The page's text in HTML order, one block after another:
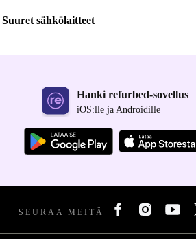
Suuret sähkölaitteet
Hanki refurbed-sovellus
iOS:lle ja Androidille
SEURAA MEITÄ